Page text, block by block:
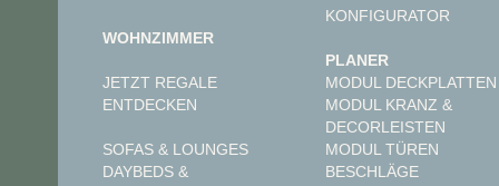
WOHNZIMMER
JETZT REGALE
ENTDECKEN
SOFAS & LOUNGES
DAYBEDS &
KONFIGURATOR
PLANER
MODUL DECKPLATTEN
MODUL KRANZ &
DECORLEISTEN
MODUL TÜREN
BESCHLÄGE